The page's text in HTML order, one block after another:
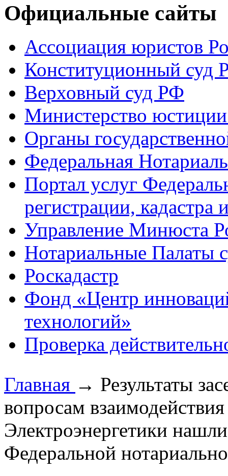
Официальные сайты
Ассоциация юристов
Конституционный суд
Верховный суд РФ
Министерство
Органы
Федеральная
Портал услуг
регистрации, кадастра
Управление Минюста
Нотариальные Палаты
Роскадастр
Фонд «Центр
технологий»
Проверка
Главная → Результаты
вопросам
Электроэнергетики
Федеральной